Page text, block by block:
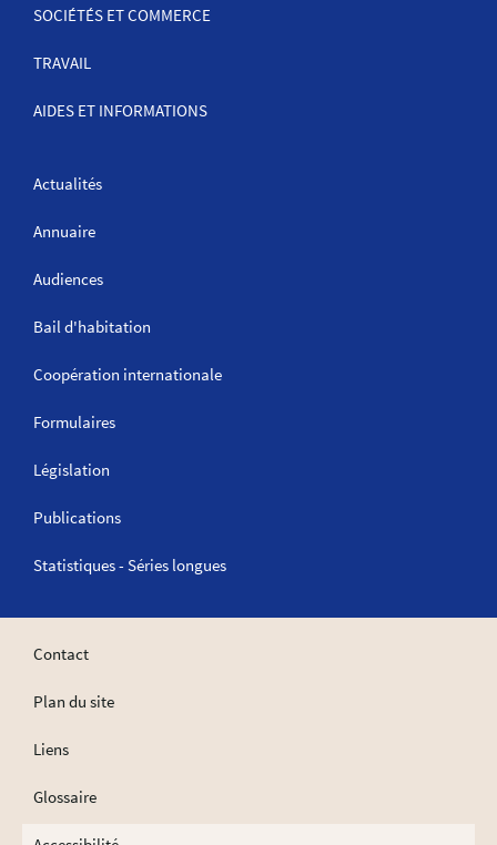
SOCIÉTÉS ET COMMERCE
TRAVAIL
AIDES ET INFORMATIONS
Actualités
Annuaire
Audiences
Bail d'habitation
Coopération internationale
Formulaires
Législation
Publications
Statistiques - Séries longues
Contact
Plan du site
Liens
Glossaire